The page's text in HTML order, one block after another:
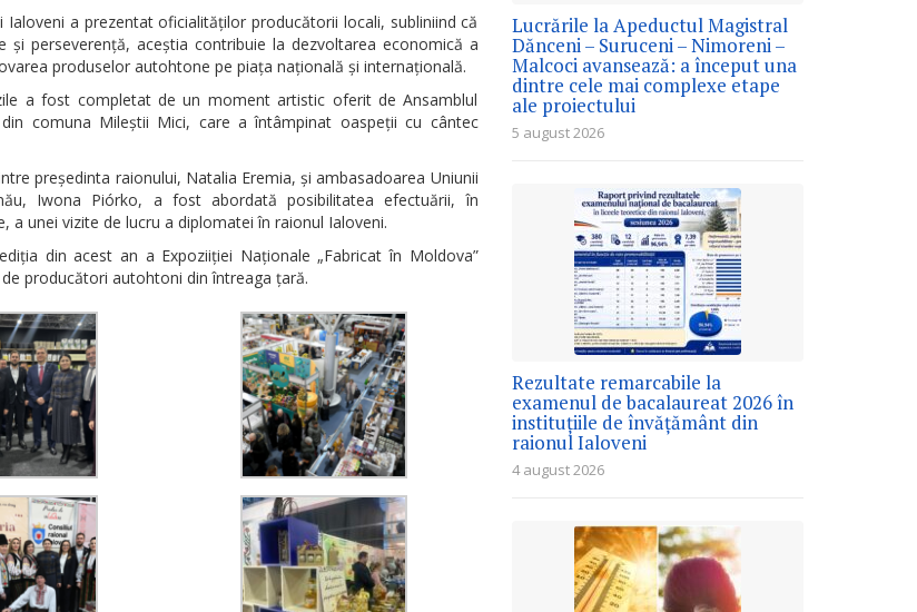
Ialoveni a prezentat oficialităților producătorii locali, subliniind că
și perseverență, aceștia contribuie la dezvoltarea economică a
produselor autohtone pe piața națională și internațională.
a fost completat de un moment artistic oferit de Ansamblul
din comuna Mileștii Mici, care a întâmpinat oaspeții cu cântec
președinta raionului, Natalia Eremia, și ambasadoarea Uniunii
Iwona Piórko, a fost abordată posibilitatea efectuării, în
a unei vizite de lucru a diplomatei în raionul Ialoveni.
din acest an a Expoziiției Naționale „Fabricat în Moldova”
producători autohtoni din întreaga țară.
Lucrările la Apeductul Magistral
Dănceni – Suruceni – Nimoreni –
Malcoci avansează: a început una
dintre cele mai complexe etape
ale proiectului
5 august 2026
Rezultate remarcabile la
examenul de bacalaureat 2026 în
instituțiile de învățământ din
raionul Ialoveni
4 august 2026